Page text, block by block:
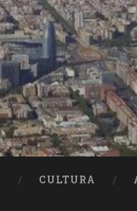
CULTURA